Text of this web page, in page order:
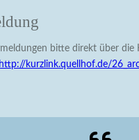
bitte direkt über die
http://kurzlink.quellhof.de/